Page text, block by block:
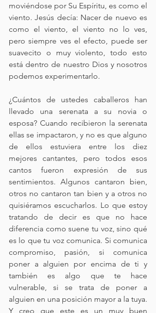
moviéndose por Su Espíritu, es como el
viento. Jesús decía: Nacer de nuevo es
como el viento, el viento no lo ves,
pero siempre ves el efecto, puede ser
suavecito o muy violento, todo esto
está dentro de nuestro Dios y nosotros
podemos experimentarlo.
¿Cuántos de ustedes caballeros han
llevado una serenata a su novia o
esposa? Cuando recibieron la serenata
ellas se impactaron, y no es que alguno
de ellos estuviera entre los diez
mejores cantantes, pero todos esos
cantos fueron expresión de sus
sentimientos. Algunos cantaron bien,
otros no cantaron tan bien y a otros no
quisiéramos escucharlos. Lo que estoy
tratando de decir es que no hace
diferencia como suene tu voz, sino qué
es lo que tu voz comunica. Si comunica
compromiso, pasión, si comunica
poner a alguien por encima de ti y
también es algo que te hace
vulnerable, si se trata de poner a
alguien en una posición mayor a la tuya.
Y creo que este es un muy buen